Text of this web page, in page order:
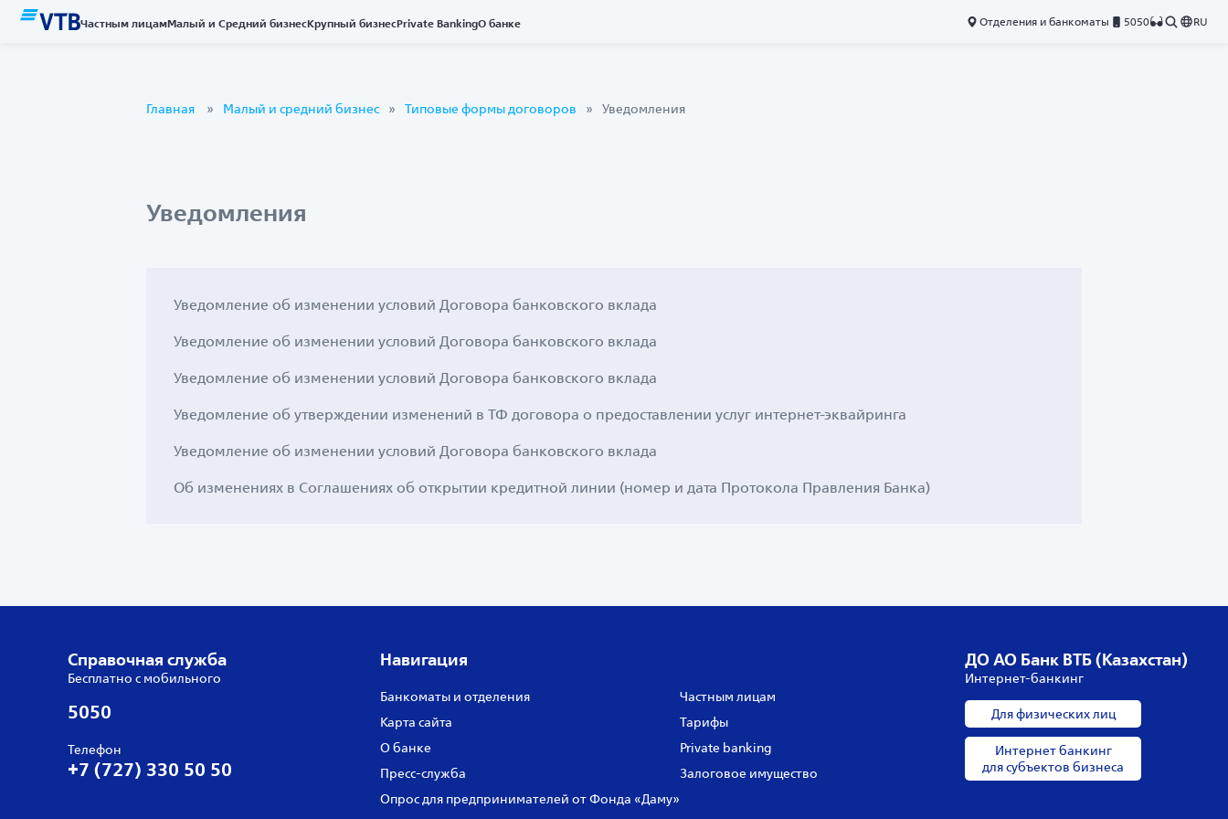
Частным лицамМалый и Средний бизнесКрупный бизнесPrivate BankingО банке Отделения и банкоматы 5050 RU
Главная Малый и средний бизнес Типовые формы договоров Уведомления
Уведомления
Уведомление об изменении условий Договора банковского вклада
Уведомление об изменении условий Договора банковского вклада
Уведомление об изменении условий Договора банковского вклада
Уведомление об утверждении изменений в ТФ договора о предоставлении услуг интернет-эквайринга
Уведомление об изменении условий Договора банковского вклада
Об изменениях в Соглашениях об открытии кредитной линии (номер и дата Протокола Правления Банка)
Справочная служба
Бесплатно с мобильного
5050
Телефон
+7 (727) 330 50 50
Навигация
Банкоматы и отделения
Карта сайта
О банке
Пресс‑служба
Опрос для предпринимателей от Фонда «Даму»
Частным лицам
Тарифы
Private banking
Залоговое имущество
ДО АО Банк ВТБ (Казахстан)
Интернет-банкинг
Для физических лиц
Интернет банкинг
для субъектов бизнеса